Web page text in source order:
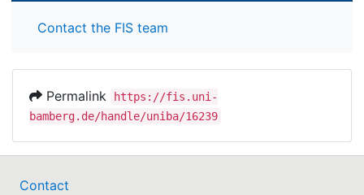
Contact the FIS team
Permalink
https://fis.uni-
bamberg.de/handle/uniba/16239
Contact